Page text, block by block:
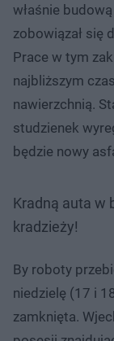
właśnie
zobowiązał się
Prace w tym
najbliższym
nawierzchnią.
studzienek
będzie nowy
Kradną auta w
kradzieży!
By roboty
niedzielę (17 i
zamknięta.